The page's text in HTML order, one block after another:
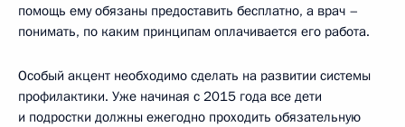
помощь ему обязаны предоставить бесплатно, а врач –
понимать, по каким принципам оплачивается его работа.
Особый акцент необходимо сделать на развитии системы
профилактики. Уже начиная с 2015 года все дети
и подростки должны ежегодно проходить обязательную